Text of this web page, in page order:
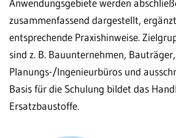
Anwendungsgebiete werden
zusammenfassend dargestellt,
entsprechende Praxishinweise.
sind z. B. Bauunternehmen, Bauträger,
Planungs-/Ingenieurbüros und
Basis für die Schulung bildet das
Ersatzbaustoffe.